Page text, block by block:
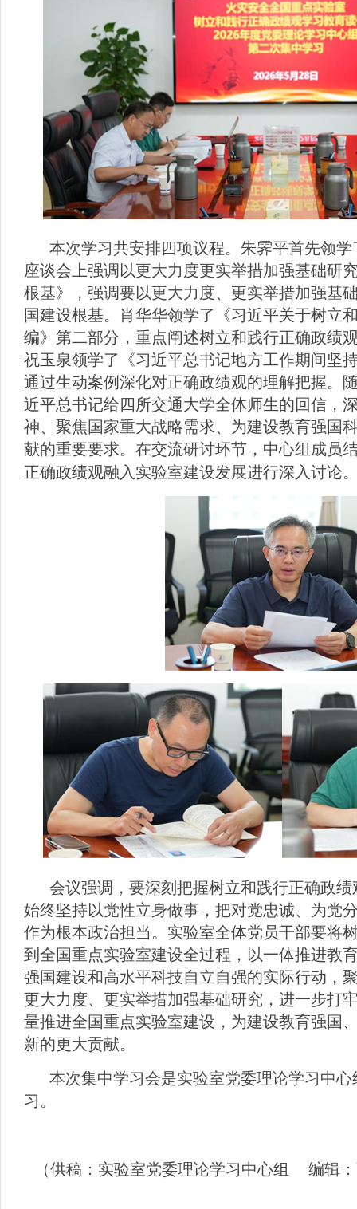
本次学习共安排四项议程。朱霁平首先领
座谈会上强调以更大力度更实举措加强基础研
根基》，强调要以更大力度、更实举措加强基
国建设根基。肖华华领学了《习近平关于树立
编》第二部分，重点阐述树立和践行正确政绩
祝玉泉领学了《习近平总书记地方工作期间坚
通过生动案例深化对正确政绩观的理解把握。
近平总书记给四所交通大学全体师生的回信，
神、聚焦国家重大战略需求、为建设教育强国
献的重要要求。在交流研讨环节，中心组成员
正确政绩观融入实验室建设发展进行深入讨论
会议强调，要深刻把握树立和践行正确政
始终坚持以党性立身做事，把对党忠诚、为党
作为根本政治担当。实验室全体党员干部要将
到全国重点实验室建设全过程，以一体推进教
强国建设和高水平科技自立自强的实际行动，
更大力度、更实举措加强基础研究，进一步打
量推进全国重点实验室建设，为建设教育强国
新的更大贡献。
本次集中学习会是实验室党委理论学习中心
习。
（供稿：实验室党委理论学习中心组 编辑